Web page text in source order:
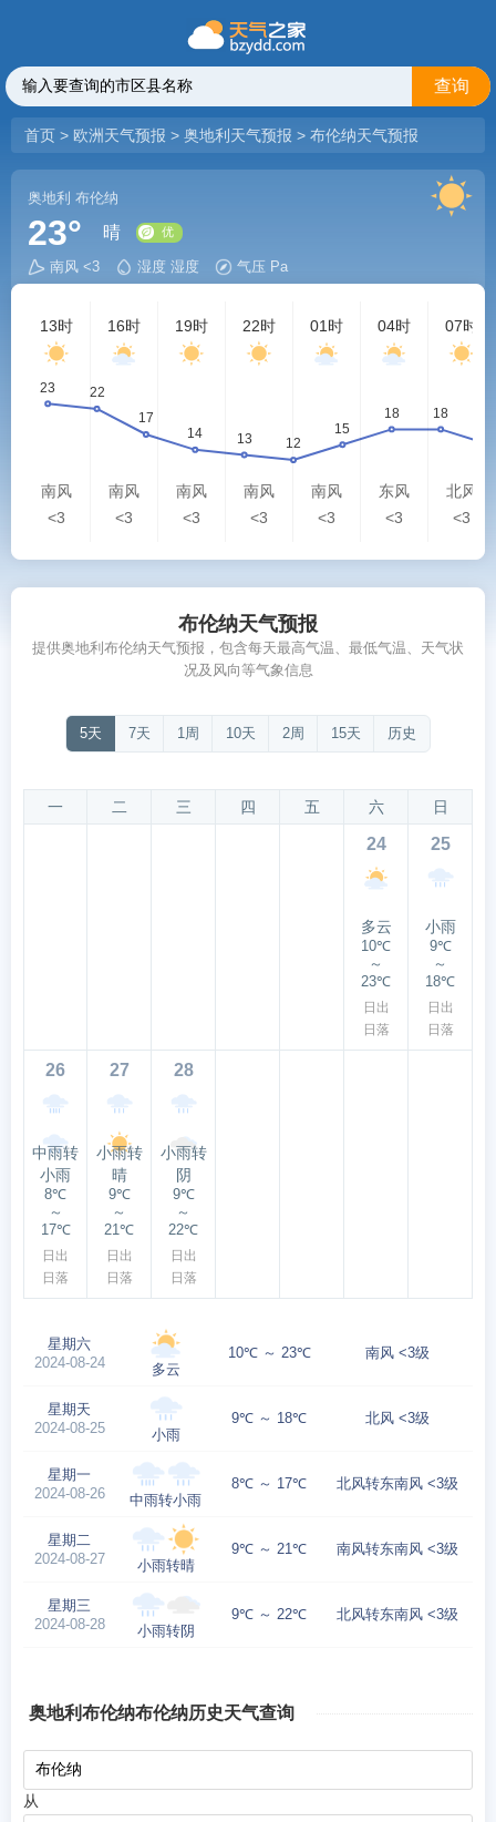
查询
首页 > 欧洲天气预报 > 奥地利天气预报 > 布伦纳天气预报
奥地利 布伦纳
23° 晴
南风 <3 湿度 湿度 气压 Pa
13时
南风
<3
16时
南风
<3
19时
南风
<3
22时
南风
<3
01时
南风
<3
04时
东风
<3
07时
北风
<3
布伦纳天气预报
提供奥地利布伦纳天气预报，包含每天最高气温、最低气温、天气状
况及风向等气象信息
5天 7天 1周 10天 2周 15天 历史
一 二 三 四 五 六 日
24
多云
10℃
～
23℃
日出
日落
25
小雨
9℃
～
18℃
日出
日落
26
中雨转
小雨
8℃
～
17℃
日出
日落
27
小雨转
晴
9℃
～
21℃
日出
日落
28
小雨转
阴
9℃
～
22℃
日出
日落
星期六
2024-08-24
多云
10℃ ～ 23℃ 南风 <3级
星期天
2024-08-25
小雨
9℃ ～ 18℃ 北风 <3级
星期一
2024-08-26
中雨转小雨
8℃ ～ 17℃ 北风转东南风 <3级
星期二
2024-08-27
小雨转晴
9℃ ～ 21℃ 南风转东南风 <3级
星期三
2024-08-28
小雨转阴
9℃ ～ 22℃ 北风转东南风 <3级
奥地利布伦纳布伦纳历史天气查询
从